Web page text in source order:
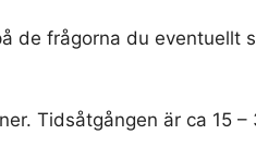
de frågorna du eventuellt
Tidsåtgången är ca 15 –